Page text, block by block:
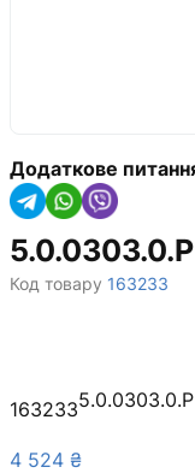
Додаткове
Код товару 163233
163233
4 524 ₴